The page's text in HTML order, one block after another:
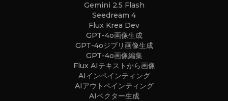
Gemini 2.5 Flash
Seedream 4
Flux Krea Dev
GPT-4o画像生成
GPT-4oジブリ画像生成
GPT-4o画像編集
Flux AIテキストから画像
AIインペインティング
AIアウトペインティング
AIベクター生成